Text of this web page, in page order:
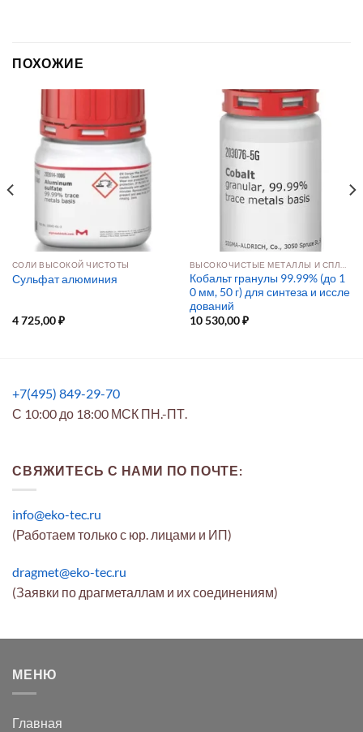
ПОХОЖИЕ
СОЛИ ВЫСОКОЙ ЧИСТОТЫ
Сульфат алюминия
4 725,00₽
Кобальт гранулы 99.99% (до 1
0 мм, 50 г) для синтеза и иссле
дований
10 530,00₽
+7(495) 849-29-70
С 10:00 до 18:00 МСК ПН.-ПТ.
СВЯЖИТЕСЬ С НАМИ ПО ПОЧТЕ:
info@eko-tec.ru
(Работаем только с юр. лицами и ИП)
dragmet@eko-tec.ru
(Заявки по драгметаллам и их соединениям)
МЕНЮ
Главная